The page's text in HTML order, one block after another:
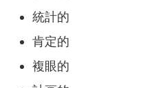
統計的
肯定的
複眼的